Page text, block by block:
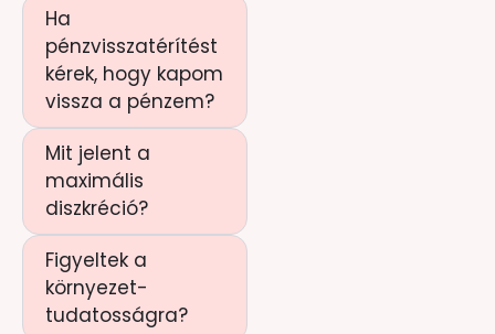
Ha
pénzvisszatérítést
kérek, hogy kapom
vissza a pénzem?
Mit jelent a
maximális
diszkréció?
Figyeltek a
környezet-
tudatosságra?